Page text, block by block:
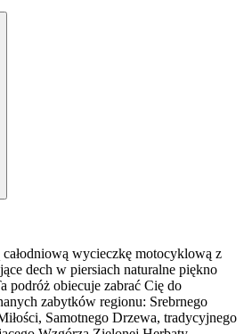
wycieczkę motocyklową z
dech w piersiach naturalne piękno
podróż obiecuje zabrać Cię do
zabytków regionu: Srebrnego
Samotnego Drzewa, tradycyjnego